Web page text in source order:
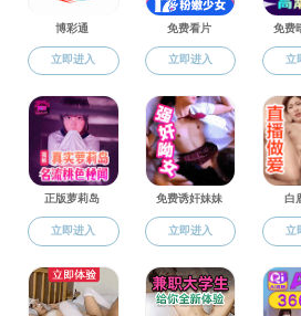
联系我们